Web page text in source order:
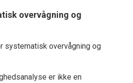
overvågning og
overvågning og
er ikke en